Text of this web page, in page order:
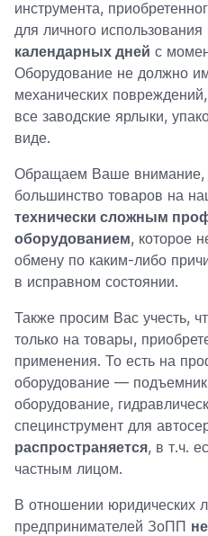
инструмента,
для личного использования
календарных дней с
Оборудование не должно
механических
все заводские ярлыки,
виде.
Обращаем Ваше внимание,
большинство товаров на
технически сложным
оборудованием, которое
обмену по каким-либо
в исправном состоянии.
Также просим Вас учесть,
только на товары,
применения. То есть на
оборудование —
оборудование,
специнструмент для
распространяется, в т.ч.
частным лицом.
В отношении юридических
предпринимателей ЗоПП